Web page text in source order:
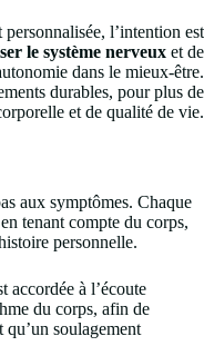
l’intention est
le système nerveux et de
dans le mieux-être.
durables, pour plus de
et de qualité de vie.
aux symptômes. Chaque
tenant compte du corps,
personnelle.
accordée à l’écoute
du corps, afin de
soulagement